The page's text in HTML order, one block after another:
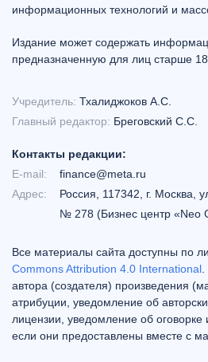
информационных технологий и
Издание может содержать
предназначенную для лиц старше 18
Учредитель: Тхалиджоков А.С.
Главный редактор: Бреговский С.С.
Контакты редакции:
E-mail:
finance@meta.ru
Адрес:
Россия, 117342, г. Москва,
№ 278 (Бизнес центр «Neo
Все материалы сайта доступны по
Commons Attribution 4.0 International
автора (создателя) произведения
атрибуции, уведомление об
лицензии, уведомление об оговорке
если они предоставлены вместе с